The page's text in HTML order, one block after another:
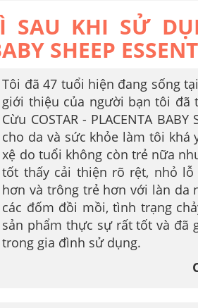
SAU KHI SỬ
SHEEP
Tôi đã 47 tuổi hiện đang sống
giới thiệu của người bạn tôi đã
Cừu COSTAR - PLACENTA
cho da và sức khỏe làm tôi
xệ do tuổi không còn trẻ nữa
tốt thấy cải thiện rõ rệt, nhỏ
hơn và trông trẻ hơn với làn da
các đốm đồi mồi, tình trạng
sản phẩm thực sự rất tốt và đã
trong gia đình sử dụng.